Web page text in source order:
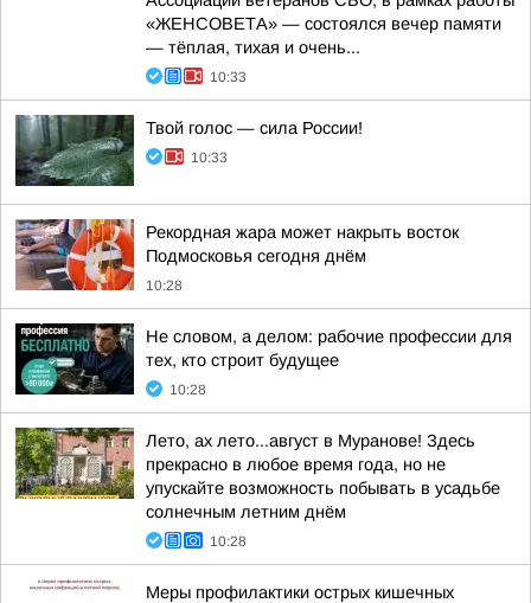
«ЖЕНСОВЕТА» — состоялся вечер памяти
— тёплая, тихая и очень...
10:33
Твой голос — сила России!
10:33
Рекордная жара может накрыть восток
Подмосковья сегодня днём
10:28
Не словом, а делом: рабочие профессии для
тех, кто строит будущее
10:28
Лето, ах лето...август в Муранове! Здесь
прекрасно в любое время года, но не
упускайте возможность побывать в усадьбе
солнечным летним днём
10:28
Меры профилактики острых кишечных